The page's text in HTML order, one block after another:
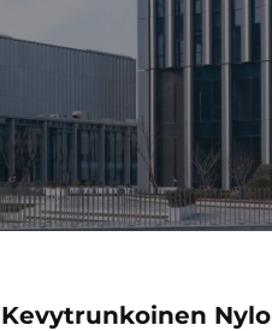
Kevytrunkoinen